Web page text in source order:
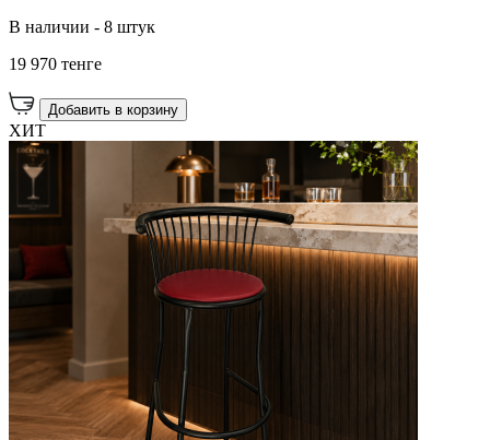
В наличии - 8 штук
19 970 тенге
Добавить в корзину
ХИТ